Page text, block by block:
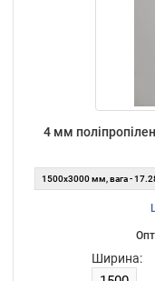
4 мм
Ширина: